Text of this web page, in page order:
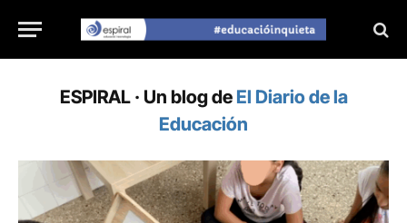
ESPIRAL · Un blog de El Diario de la
Educación